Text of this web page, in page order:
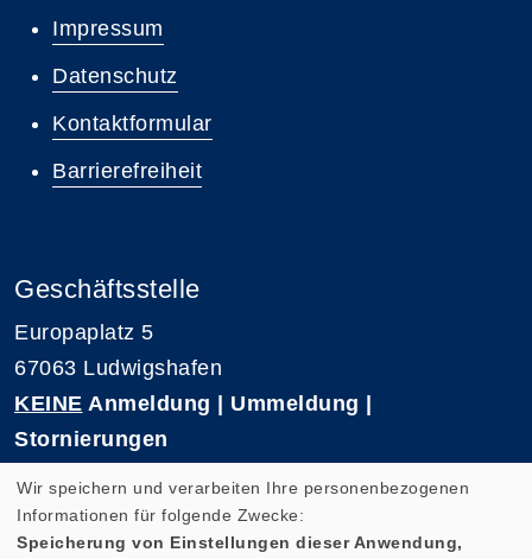
Impressum
Datenschutz
Kontaktformular
Barrierefreiheit
Geschäftsstelle
Europaplatz 5
67063 Ludwigshafen
KEINE Anmeldung | Ummeldung |
Stornierungen
E-Mail: kvhs-geschaeftsstelle@vhs-rpk.de
Wir speichern und verarbeiten Ihre personenbezogenen
Informationen für folgende Zwecke:
Speicherung von Einstellungen dieser Anwendung,